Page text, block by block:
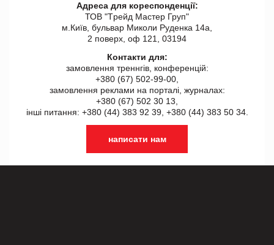
Адреса для кореспонденції:
ТОВ "Tрейд Мастер Груп"
м.Київ, бульвар Миколи Руденка 14а,
2 поверх, оф 121, 03194
Контакти для:
замовлення треннгів, конференцій:
+380 (67) 502-99-00,
замовлення реклами на порталі, журналах:
+380 (67) 502 30 13,
інші питання: +380 (44) 383 92 39, +380 (44) 383 50 34.
написати нам